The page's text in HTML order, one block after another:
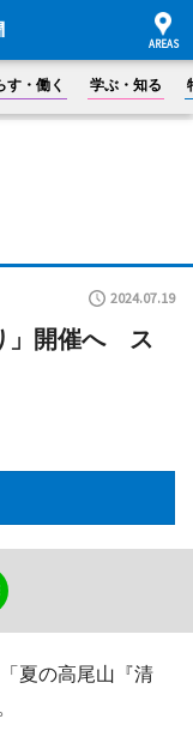
す・働く 学ぶ・知る
2024.07.19
」開催へ ス
夏の高尾山『清